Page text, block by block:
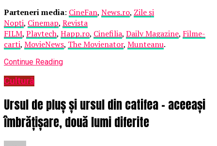
Parteneri media: CineFan, News.ro, Zile și
Nopți, Cinemap, Revista
FILM, Playtech, Happ.ro, Cinefilia, Daily Magazine, Filme-
carti, MovieNews, The Movienator, Munteanu.
Continue Reading
Cultură
Ursul de pluș și ursul din catifea – aceeași
îmbrățișare, două lumi diferite